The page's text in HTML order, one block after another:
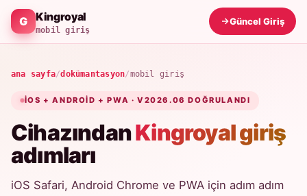
Kingroyal
mobil giriş
Güncel Giriş
ana sayfa/dokümantasyon/mobil giriş
IOS + ANDROID + PWA · V2026.06 DOĞRULANDI
CihazındanKingroyal giriş
adımları
iOS Safari, Android Chrome ve PWA için adım adım